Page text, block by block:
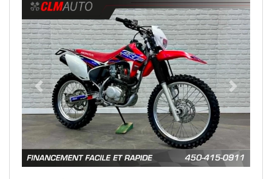
Previous Next